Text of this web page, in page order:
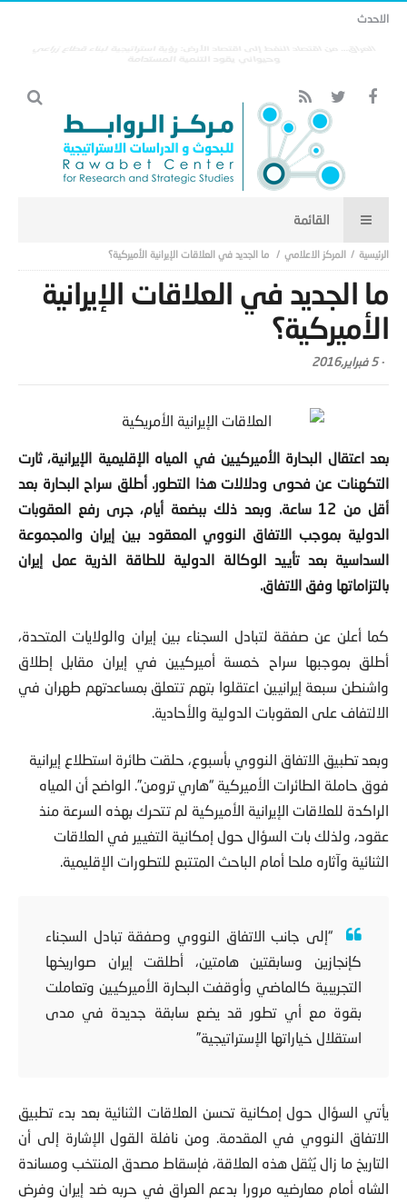
الاحدث
المركز الاعلامي ما الجديد في العلاقات الإيرانية الأميركية؟
ما الجديد في العلاقات الإيرانية
الأميركية؟
-5 فبراير,2016
بعد اعتقال البحارة الأميركيين في المياه الإقليمية الإيرانية، ثارت
التكهنات عن فحوى ودلالات هذا التطور. أطلق سراح البحارة بعد
أقل من 12 ساعة. وبعد ذلك ببضعة أيام، جرى رفع العقوبات
الدولية بموجب الاتفاق النووي المعقود بين إيران والمجموعة
السداسية بعد تأييد الوكالة الدولية للطاقة الذرية عمل إيران
بالتزاماتها وفق الاتفاق.
كما أعلن عن صفقة لتبادل السجناء بين إيران والولايات المتحدة،
أطلق بموجبها سراح خمسة أميركيين في إيران مقابل إطلاق
واشنطن سبعة إيرانيين اعتقلوا بتهم تتعلق بمساعدتهم طهران في
الالتفاف على العقوبات الدولية والأحادية.
وبعد تطبيق الاتفاق النووي بأسبوع، حلقت طائرة استطلاع إيرانية
فوق حاملة الطائرات الأميركية “هاري ترومن”. الواضح أن المياه
الراكدة للعلاقات الإيرانية الأميركية لم تتحرك بهذه السرعة منذ
عقود، ولذلك بات السؤال حول إمكانية التغيير في العلاقات
الثنائية وآثاره ملحا أمام الباحث المتتبع للتطورات الإقليمية.
“إلى جانب الاتفاق النووي وصفقة تبادل السجناء
كإنجازين وسابقتين هامتين، أطلقت إيران صواريخها
التجريبية كالماضي وأوقفت البحارة الأميركيين وتعاملت
بقوة مع أي تطور قد يضع سابقة جديدة في مدى
استقلال خياراتها الإستراتيجية”
يأتي السؤال حول إمكانية تحسن العلاقات الثنائية بعد بدء تطبيق
الاتفاق النووي في المقدمة. ومن نافلة القول الإشارة إلى أن
التاريخ ما زال يُثقل هذه العلاقة، فإسقاط مصدق المنتخب ومساندة
الشاه أمام معارضيه مرورا بدعم العراق في حربه ضد إيران وفرض